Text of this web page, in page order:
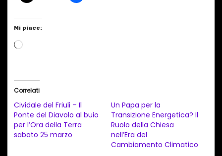
Mi piace:
C
a
m
e
Correlati
Cividale del Friuli – Il
Ponte del Diavolo al buio
per l’Ora della Terra
sabato 25 marzo
Un Papa per la
Transizione Energetica? Il
Ruolo della Chiesa
nell’Era del
Cambiamento Climatico